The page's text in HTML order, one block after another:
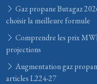
Gaz propane Butagaz
choisir la meilleure formule
Comprendre les prix
projections
Augmentation gaz
articles L224-27